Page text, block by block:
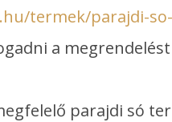
termek/parajdi-
a megrendelést
parajdi só